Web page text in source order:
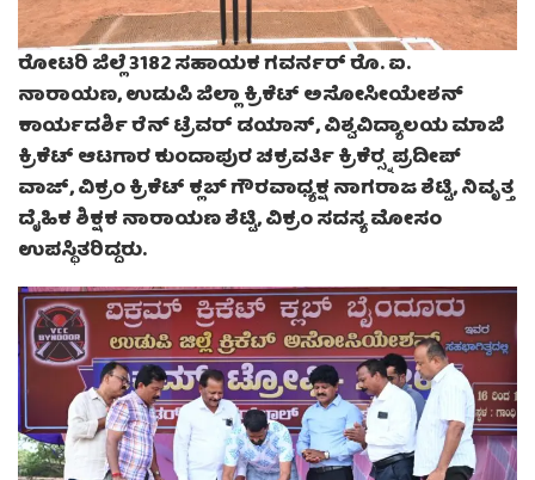
ರೋಟರಿ ಜಿಲ್ಲೆ 3182 ಸಹಾಯಕ ಗವರ್ನರ್ ರೊ. ಐ.
ನಾರಾಯಣ, ಉಡುಪಿ ಜಿಲ್ಲಾ ಕ್ರಿಕೆಟ್ ಅಸೋಸೀಯೇಶನ್
ಕಾರ್ಯದರ್ಶಿ ರೆನ್ ಟ್ರೆವರ್ ಡಯಾಸ್, ವಿಶ್ವವಿದ್ಯಾಲಯ ಮಾಜಿ
ಕ್ರಿಕೆಟ್ ಆಟಗಾರ ಕುಂದಾಪುರ ಚಕ್ರವರ್ತಿ ಕ್ರಿಕೆರ‍್ಸ್ನ ಪ್ರದೀಪ್
ವಾಜ್, ವಿಕ್ರಂ ಕ್ರಿಕೆಟ್ ಕ್ಲಬ್ ಗೌರವಾಧ್ಯಕ್ಷ ನಾಗರಾಜ ಶೆಟ್ಟಿ, ನಿವೃತ್ತ
ದೈಹಿಕ ಶಿಕ್ಷಕ ನಾರಾಯಣ ಶೆಟ್ಟಿ, ವಿಕ್ರಂ ಸದಸ್ಯ ಮೋಸಂ
ಉಪಸ್ಥಿತರಿದ್ದರು.